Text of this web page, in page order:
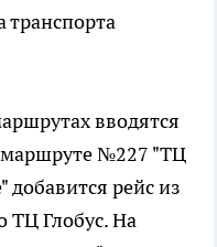
транспорта
вводятся
№227 "ТЦ
добавится рейс из
ТЦ Глобус. На